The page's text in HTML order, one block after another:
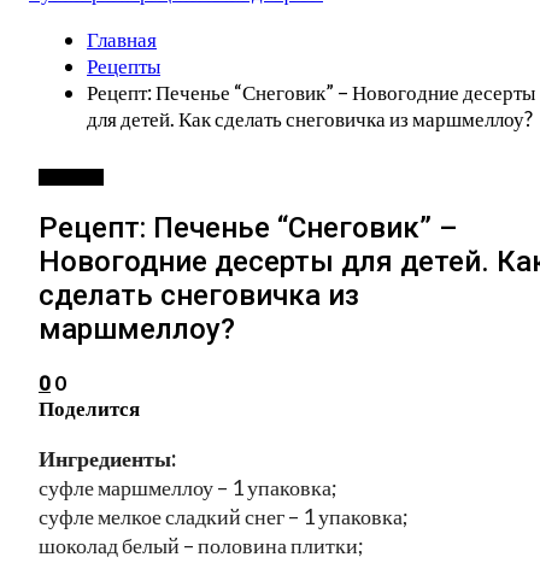
Главная
Рецепты
Рецепт: Печенье “Снеговик” – Новогодние десерты
для детей. Как сделать снеговичка из маршмеллоу?
Рецепт: Печенье “Снеговик” –
Новогодние десерты для детей.
сделать снеговичка из
маршмеллоу?
0 0
Поделится
Ингредиенты:
суфле маршмеллоу – 1 упаковка;
суфле мелкое сладкий снег – 1 упаковка;
шоколад белый – половина плитки;